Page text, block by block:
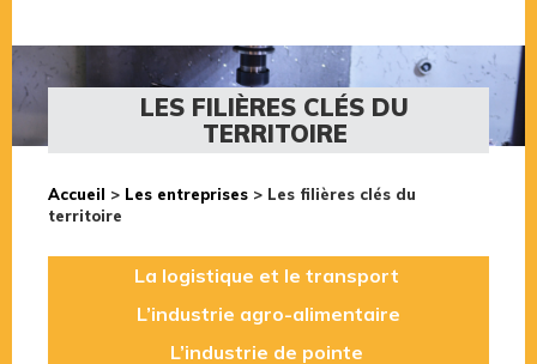
LES FILIÈRES CLÉS DU
TERRITOIRE
Accueil > Les entreprises > Les filières clés du
territoire
La logistique et le transport
L’industrie agro-alimentaire
L’industrie de pointe